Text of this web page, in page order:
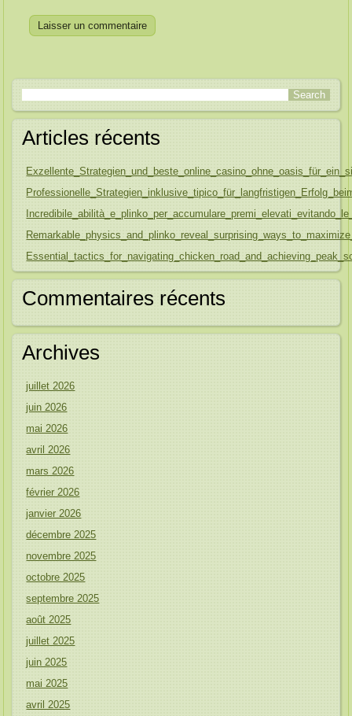
Articles récents
Commentaires récents
Archives
juillet 2026
juin 2026
mai 2026
avril 2026
mars 2026
février 2026
janvier 2026
décembre 2025
novembre 2025
octobre 2025
septembre 2025
août 2025
juillet 2025
juin 2025
mai 2025
avril 2025